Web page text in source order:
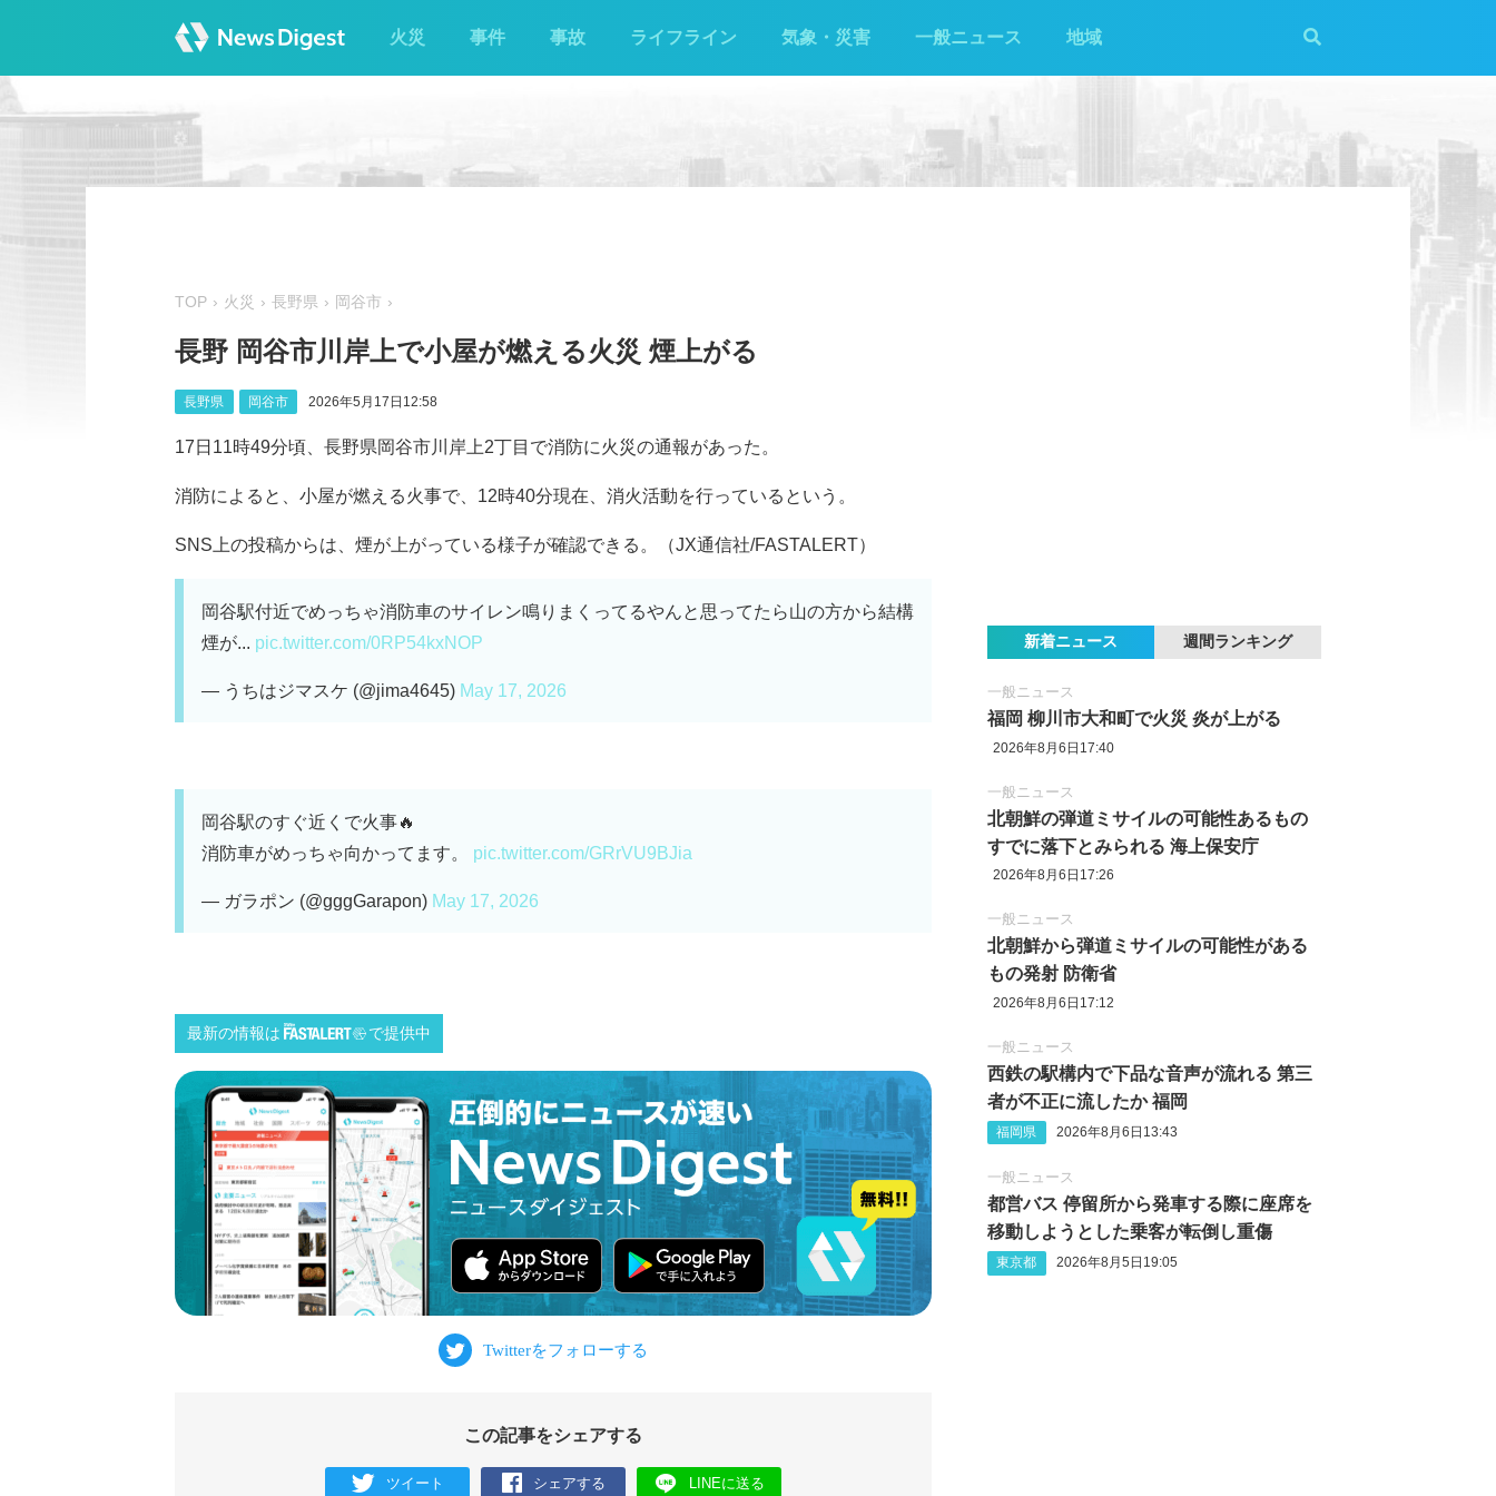
火災 事件 事故 ライフライン 気象・災害 一般ニュース 地域
TOP 火災 長野県 岡谷市
長野 岡谷市川岸上で小屋が燃える火災 煙上がる
長野県 岡谷市 2026年5月17日12:58
17日11時49分頃、長野県岡谷市川岸上2丁目で消防に火災の通報があった。
消防によると、小屋が燃える火事で、12時40分現在、消火活動を行っているという。
SNS上の投稿からは、煙が上がっている様子が確認できる。（JX通信社/FASTALERT）
岡谷駅付近でめっちゃ消防車のサイレン鳴りまくってるやんと思ってたら山の方から結構
煙が... pic.twitter.com/0RP54kxNOP
— うちはジマスケ (@jima4645) May 17, 2026
岡谷駅のすぐ近くで火事🔥
消防車がめっちゃ向かってます。 pic.twitter.com/GRrVU9BJia
— ガラポン (@gggGarapon) May 17, 2026
最新の情報は で提供中
この記事をシェアする
ツイート シェアする LINEに送る
新着ニュース 週間ランキング
一般ニュース
福岡 柳川市大和町で火災 炎が上がる
2026年8月6日17:40
一般ニュース
北朝鮮の弾道ミサイルの可能性あるもの
すでに落下とみられる 海上保安庁
2026年8月6日17:26
一般ニュース
北朝鮮から弾道ミサイルの可能性がある
もの発射 防衛省
2026年8月6日17:12
一般ニュース
西鉄の駅構内で下品な音声が流れる 第三
者が不正に流したか 福岡
福岡県 2026年8月6日13:43
一般ニュース
都営バス 停留所から発車する際に座席を
移動しようとした乗客が転倒し重傷
東京都 2026年8月5日19:05